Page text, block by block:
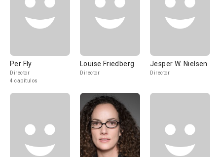
Per Fly
Director
4 capítulos
Louise Friedberg
Director
Jesper W. Nielsen
Director